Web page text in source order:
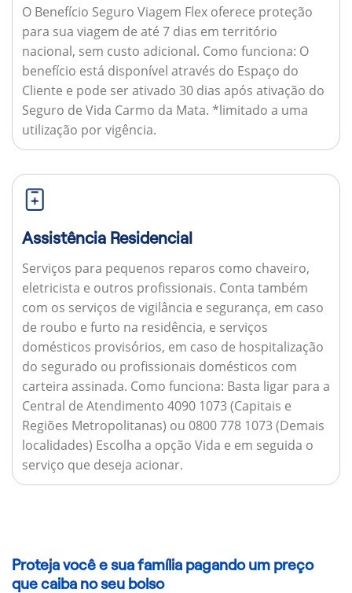
O Benefício Seguro Viagem Flex oferece proteção
para sua viagem de até 7 dias em território
nacional, sem custo adicional. Como funciona: O
benefício está disponível através do Espaço do
Cliente e pode ser ativado 30 dias após ativação do
Seguro de Vida Carmo da Mata. *limitado a uma
utilização por vigência.
Assistência Residencial
Serviços para pequenos reparos como chaveiro,
eletricista e outros profissionais. Conta também
com os serviços de vigilância e segurança, em caso
de roubo e furto na residência, e serviços
domésticos provisórios, em caso de hospitalização
do segurado ou profissionais domésticos com
carteira assinada. Como funciona: Basta ligar para a
Central de Atendimento 4090 1073 (Capitais e
Regiões Metropolitanas) ou 0800 778 1073 (Demais
localidades) Escolha a opção Vida e em seguida o
serviço que deseja acionar.
Proteja você e sua família pagando um preço
que caiba no seu bolso